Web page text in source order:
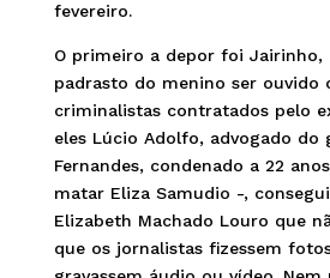
fevereiro.
O primeiro a depor foi Jairinho,
padrasto do menino ser ouvido
criminalistas contratados pelo
eles Lúcio Adolfo, advogado do
Fernandes, condenado a 22
matar Eliza Samudio -,
Elizabeth Machado Louro que
que os jornalistas fizessem